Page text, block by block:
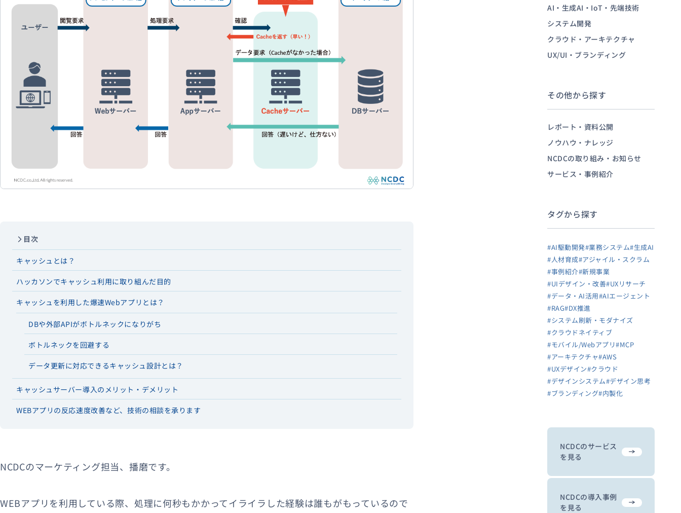
目次
キャッシュとは？
ハッカソンでキャッシュ利用に取り組んだ目的
キャッシュを利用した爆速Webアプリとは？
DBや外部APIがボトルネックになりがち
ボトルネックを回避する
データ更新に対応できるキャッシュ設計とは？
キャッシュサーバー導入のメリット・デメリット
WEBアプリの反応速度改善など、技術の相談を承ります
NCDCのマーケティング担当、播磨です。
WEBアプリを利用している際、処理に何秒もかかってイライラした経験は誰もがもっているので
AI・生成AI・IoT・先端技術
システム開発
クラウド・アーキテクチャ
UX/UI・ブランディング
その他から探す
レポート・資料公開
ノウハウ・ナレッジ
NCDCの取り組み・お知らせ
サービス・事例紹介
タグから探す
#AI駆動開発#業務システム#生成AI
#人材育成#アジャイル・スクラム
#事例紹介#新規事業
#UIデザイン・改善#UXリサーチ
#データ・AI活用#AIエージェント
#RAG#DX推進
#システム刷新・モダナイズ
#クラウドネイティブ
#モバイル/Webアプリ#MCP
#アーキテクチャ#AWS
#UXデザイン#クラウド
#デザインシステム#デザイン思考
#ブランディング#内製化
NCDCのサービス
を見る
NCDCの導入事例
を見る